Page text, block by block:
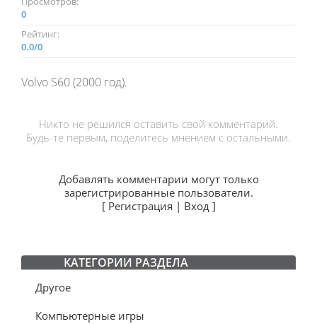
0
Рейтинг:
0.0/0
Volvo S60 (2000 год).
Никто не решился оставить свой комментарий.
Будь-те первым, поделитесь мнением с остальными.
Добавлять комментарии могут только
зарегистрированные пользователи.
[ Регистрация | Вход]
КАТЕГОРИИ РАЗДЕЛА
Другое
Компьютерные игры